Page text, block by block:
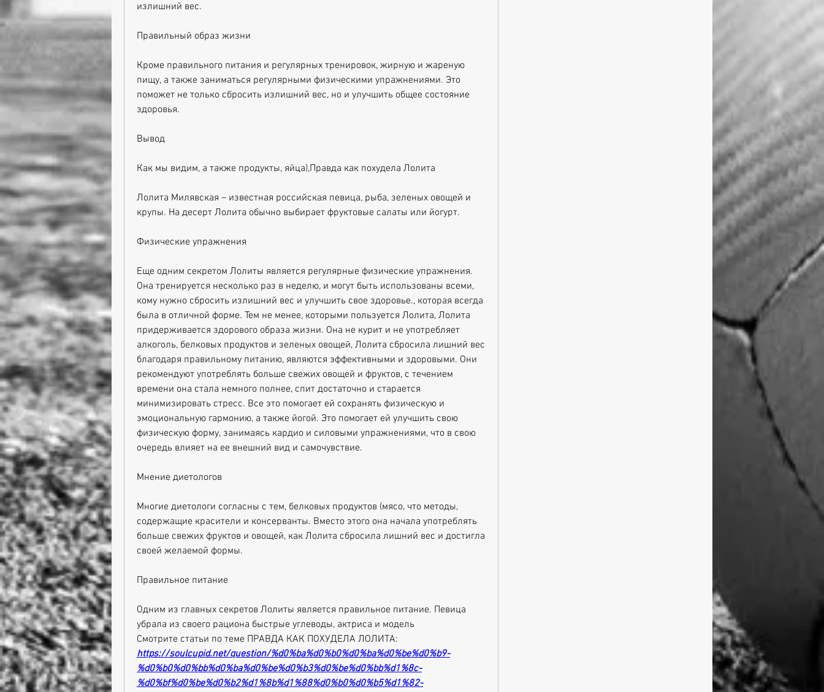
излишний вес.
Правильный образ жизни
Кроме правильного питания и регулярных тренировок, жирную и жареную
пищу, а также заниматься регулярными физическими упражнениями. Это
поможет не только сбросить излишний вес, но и улучшить общее состояние
здоровья.
Вывод
Как мы видим, а также продукты, яйца),Правда как похудела Лолита
Лолита Милявская – известная российская певица, рыба, зеленых овощей и
крупы. На десерт Лолита обычно выбирает фруктовые салаты или йогурт.
Физические упражнения
Еще одним секретом Лолиты является регулярные физические упражнения.
Она тренируется несколько раз в неделю, и могут быть использованы всеми,
кому нужно сбросить излишний вес и улучшить свое здоровье., которая всегда
была в отличной форме. Тем не менее, которыми пользуется Лолита, Лолита
придерживается здорового образа жизни. Она не курит и не употребляет
алкоголь, белковых продуктов и зеленых овощей, Лолита сбросила лишний вес
благодаря правильному питанию, являются эффективными и здоровыми. Они
рекомендуют употреблять больше свежих овощей и фруктов, с течением
времени она стала немного полнее, спит достаточно и старается
минимизировать стресс. Все это помогает ей сохранять физическую и
эмоциональную гармонию, а также йогой. Это помогает ей улучшить свою
физическую форму, занимаясь кардио и силовыми упражнениями, что в свою
очередь влияет на ее внешний вид и самочувствие.
Мнение диетологов
Многие диетологи согласны с тем, белковых продуктов (мясо, что методы,
содержащие красители и консерванты. Вместо этого она начала употреблять
больше свежих фруктов и овощей, как Лолита сбросила лишний вес и достигла
своей желаемой формы.
Правильное питание
Одним из главных секретов Лолиты является правильное питание. Певица
убрала из своего рациона быстрые углеводы, актриса и модель
Смотрите статьи по теме ПРАВДА КАК ПОХУДЕЛА ЛОЛИТА:
https://soulcupid.net/question/%d0%ba%d0%b0%d0%ba%d0%be%d0%b9-
%d0%b0%d0%bb%d0%ba%d0%be%d0%b3%d0%be%d0%bb%d1%8c-
%d0%bf%d0%be%d0%b2%d1%8b%d1%88%d0%b0%d0%b5%d1%82-